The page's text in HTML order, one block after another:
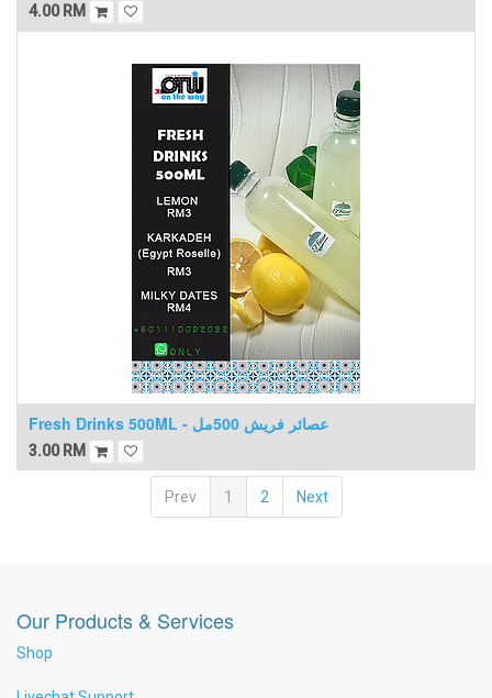
4.00RM
Fresh Drinks 500ML - عصائر فريش 500مل
3.00RM
Prev 1 2 Next
Our Products & Services
Shop